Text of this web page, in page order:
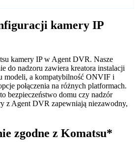
kamery IP
kamery IP w Agent DVR. Nasze
do nadzoru zawiera kreatora instalacji
modeli, a kompatybilność ONVIF i
połączenia na różnych platformach.
bezpieczeństwo domu czy nadzór
z Agent DVR zapewniają niezawodny,
zgodne z Komatsu*